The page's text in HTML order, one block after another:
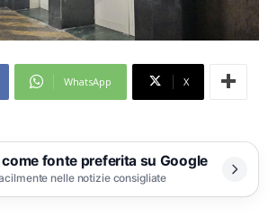
WhatsApp X
fonte preferita su Google
nelle notizie consigliate